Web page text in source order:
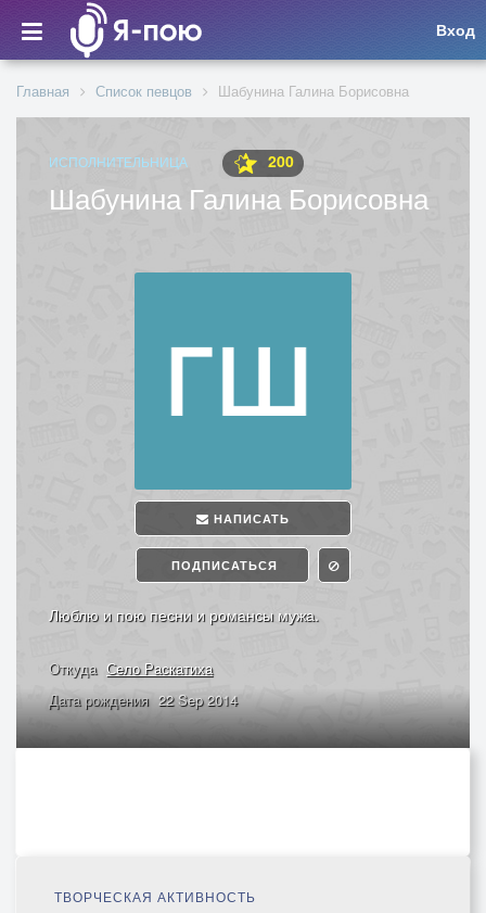
Вход
Главная Список певцов Шабунина Галина Борисовна
ИСПОЛНИТЕЛЬНИЦА 200
Шабунина Галина Борисовна
НАПИСАТЬ
ПОДПИСАТЬСЯ
Люблю и пою песни и романсы мужа.
Откуда Село Раскатиха
Дата рождения 22 Sep 2014
ТВОРЧЕСКАЯ АКТИВНОСТЬ